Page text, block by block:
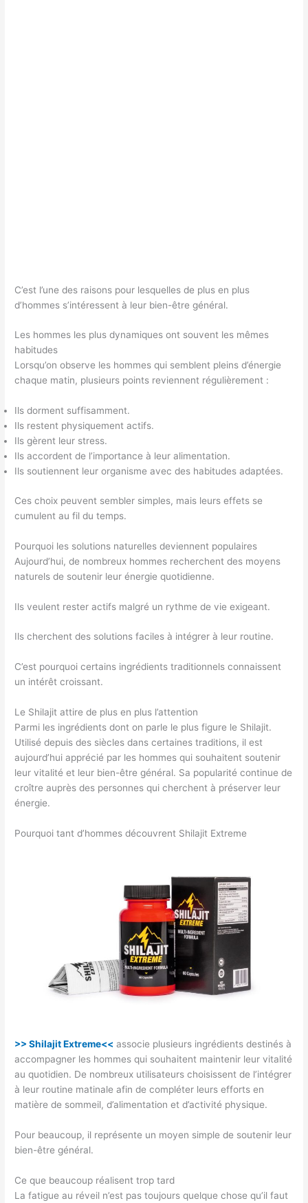
C’est l’une des raisons pour lesquelles de plus en plus
d’hommes s’intéressent à leur bien-être général.
Les hommes les plus dynamiques ont souvent les mêmes
habitudes
Lorsqu’on observe les hommes qui semblent pleins d’énergie
chaque matin, plusieurs points reviennent régulièrement :
Ils dorment suffisamment.
Ils restent physiquement actifs.
Ils gèrent leur stress.
Ils accordent de l’importance à leur alimentation.
Ils soutiennent leur organisme avec des habitudes adaptées.
Ces choix peuvent sembler simples, mais leurs effets se
cumulent au fil du temps.
Pourquoi les solutions naturelles deviennent populaires
Aujourd’hui, de nombreux hommes recherchent des moyens
naturels de soutenir leur énergie quotidienne.
Ils veulent rester actifs malgré un rythme de vie exigeant.
Ils cherchent des solutions faciles à intégrer à leur routine.
C’est pourquoi certains ingrédients traditionnels connaissent
un intérêt croissant.
Le Shilajit attire de plus en plus l’attention
Parmi les ingrédients dont on parle le plus figure le Shilajit.
Utilisé depuis des siècles dans certaines traditions, il est
aujourd’hui apprécié par les hommes qui souhaitent soutenir
leur vitalité et leur bien-être général. Sa popularité continue de
croître auprès des personnes qui cherchent à préserver leur
énergie.
Pourquoi tant d’hommes découvrent Shilajit Extreme
>> Shilajit Extreme<< associe plusieurs ingrédients destinés à
accompagner les hommes qui souhaitent maintenir leur vitalité
au quotidien. De nombreux utilisateurs choisissent de l’intégrer
à leur routine matinale afin de compléter leurs efforts en
matière de sommeil, d’alimentation et d’activité physique.
Pour beaucoup, il représente un moyen simple de soutenir leur
bien-être général.
Ce que beaucoup réalisent trop tard
La fatigue au réveil n’est pas toujours quelque chose qu’il faut